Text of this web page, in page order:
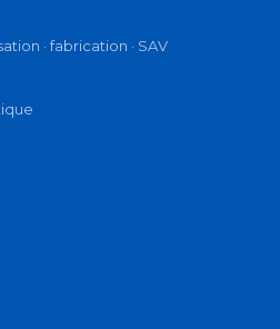
· fabrication · SAV